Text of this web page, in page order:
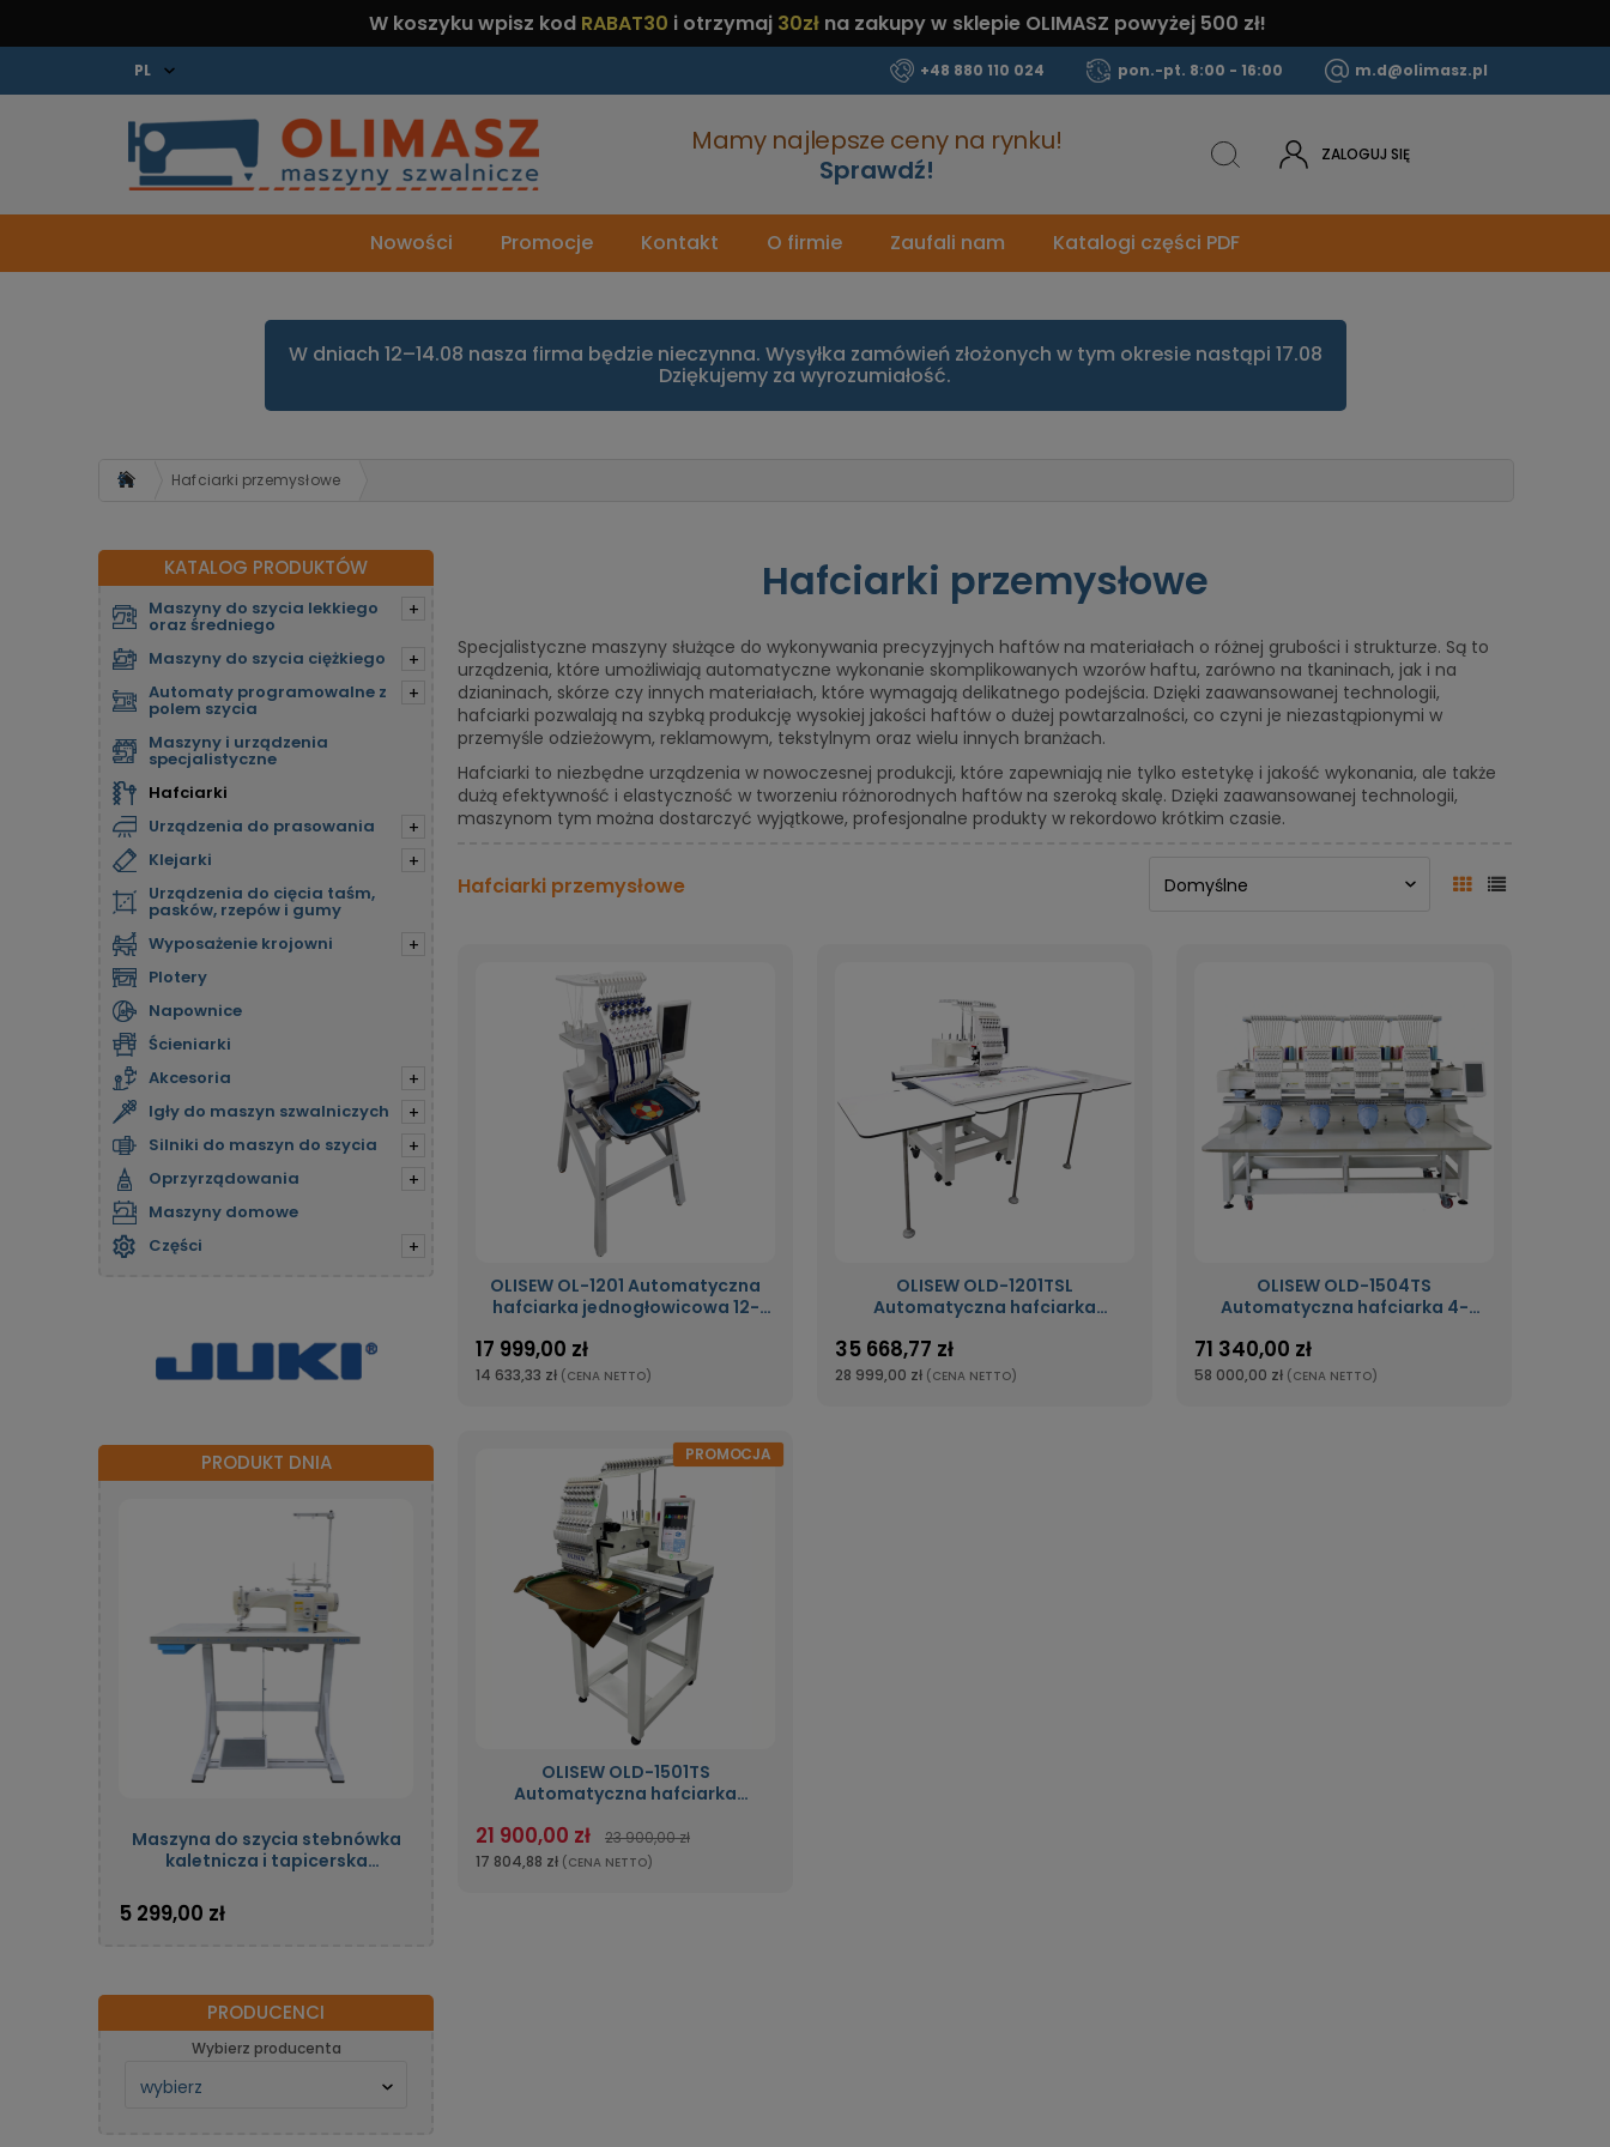
W koszyku wpisz kod RABAT30 i otrzymaj 30złna zakupy w sklepie OLIMASZ powyżej 500 zł!
+48 880 110 024 pon.-pt. 8:00 - 16:00 m.d@olimasz.pl
Mamy najlepsze ceny na rynku!
Sprawdź!
ZALOGUJ SIĘ
Nowości Promocje Kontakt O firmie Zaufali nam Katalogi części PDF
W dniach 12–14.08 nasza firma będzie nieczynna. Wysyłka zamówień złożonych w tym okresie nastąpi 17.08
Dziękujemy za wyrozumiałość.
Strona główna Hafciarki przemysłowe
KATALOG PRODUKTÓW
+
Maszyny do szycia lekkiego
oraz średniego
+
Maszyny do szycia ciężkiego
+
Automaty programowalne z
polem szycia
Maszyny i urządzenia
specjalistyczne
Hafciarki
+
Urządzenia do prasowania
+
Klejarki
Urządzenia do cięcia taśm,
pasków, rzepów i gumy
+
Wyposażenie krojowni
Plotery
Napownice
Ścieniarki
+
Akcesoria
+
Igły do maszyn szwalniczych
+
Silniki do maszyn do szycia
+
Oprzyrządowania
Maszyny domowe
+
Części
PRODUKT DNIA
Maszyna do szycia stebnówka
kaletnicza i tapicerska
potrójnym transportem oraz
silnikiem energooszczędnym
5 299,00 zł
PRODUCENCI
Wybierz producenta
Hafciarki przemysłowe
Specjalistyczne maszyny służące do wykonywania precyzyjnych haftów na materiałach o różnej grubości i strukturze. Są to
urządzenia, które umożliwiają automatyczne wykonanie skomplikowanych wzorów haftu, zarówno na tkaninach, jak i na
dzianinach, skórze czy innych materiałach, które wymagają delikatnego podejścia. Dzięki zaawansowanej technologii,
hafciarki pozwalają na szybką produkcję wysokiej jakości haftów o dużej powtarzalności, co czyni je niezastąpionymi w
przemyśle odzieżowym, reklamowym, tekstylnym oraz wielu innych branżach.
Hafciarki to niezbędne urządzenia w nowoczesnej produkcji, które zapewniają nie tylko estetykę i jakość wykonania, ale także
dużą efektywność i elastyczność w tworzeniu różnorodnych haftów na szeroką skalę. Dzięki zaawansowanej technologii,
maszynom tym można dostarczyć wyjątkowe, profesjonalne produkty w rekordowo krótkim czasie.
Hafciarki przemysłowe
OLISEW OL-1201 Automatyczna
hafciarka jednogłowicowa 12-
17 999,00 zł
14 633,33 zł (CENA NETTO)
OLISEW OLD-1201TSL
Automatyczna hafciarka
dużym polu pracy
35 668,77 zł
28 999,00 zł (CENA NETTO)
OLISEW OLD-1504TS
Automatyczna hafciarka 4-
71 340,00 zł
58 000,00 zł (CENA NETTO)
OLISEW OLD-1501TS
Automatyczna hafciarka
21 900,00 zł
23 900,00 zł
17 804,88 zł (CENA NETTO)
PROMOCJA